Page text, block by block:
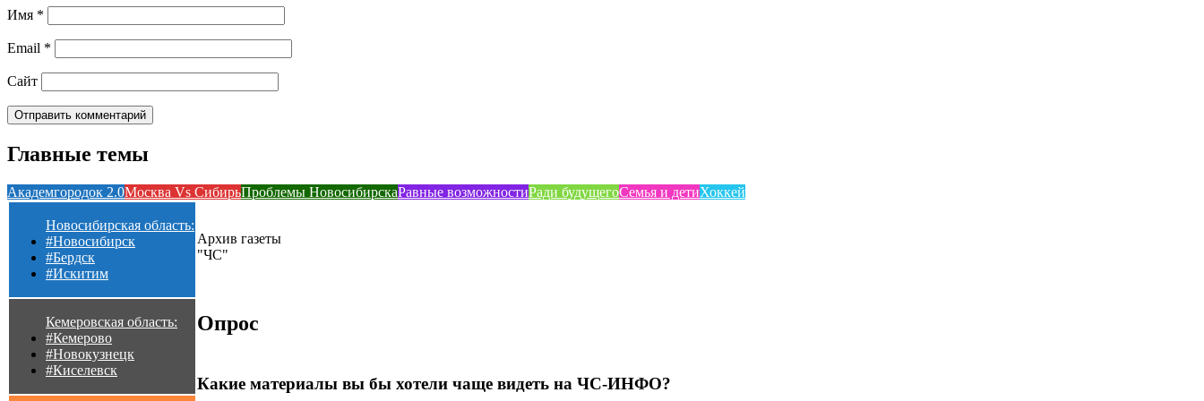
Имя *
Email *
Сайт
Главные темы
Академгородок 2.0Москва Vs СибирьПроблемы НовосибирскаРавные возможностиРади будущегоСемья и детиХоккей
Новосибирская область:
#Новосибирск
#Бердск
#Искитим
Кемеровская область:
#Кемерово
#Новокузнецк
#Киселевск
Архив газеты
"ЧС"
Опрос
Какие материалы вы бы хотели чаще видеть на ЧС-ИНФО?